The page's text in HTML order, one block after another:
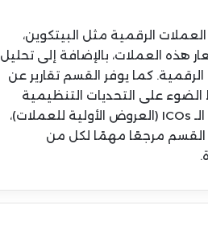
الرقمية مثل البيتكوين،
هذه العملات، بالإضافة إلى تحليل
كما يوفر القسم تقارير عن
الضوء على التحديات التنظيمية
والتقنية التي تواجه هذا المجال. يقدم هذا القسم أيضًا تحليلات حول المشاريع الجديدة، الـ ICOs (العروض الأولية للعملات)،
القسم مرجعًا مهمًا لكل من